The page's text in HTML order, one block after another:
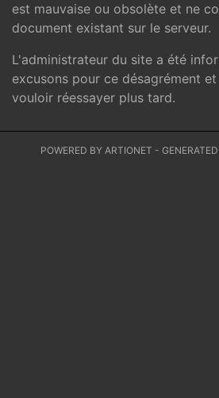
est mauvaise ou obsolète et ne
document existant sur le serveur.
L'administrateur du site a été
excusons pour ce désagrément
vouloir réessayer plus tard.
POWERED BY ARTIONET -